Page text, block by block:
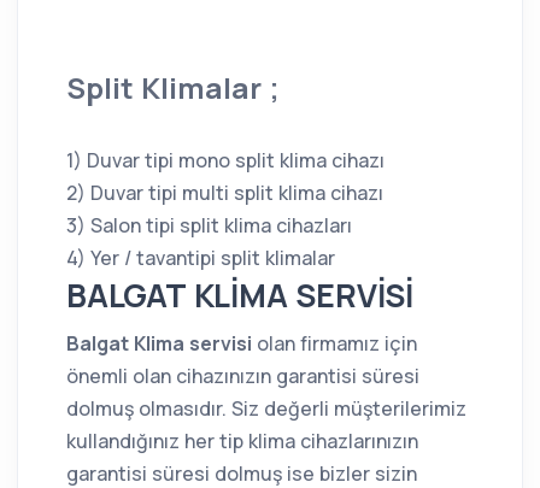
Split Klimalar ;
1) Duvar tipi mono split klima cihazı
2) Duvar tipi multi split klima cihazı
3) Salon tipi split klima cihazları
4) Yer / tavantipi split klimalar
BALGAT KLİMA SERVİSİ
Balgat Klima servisi olan firmamız için
önemli olan cihazınızın garantisi süresi
dolmuş olmasıdır. Siz değerli müşterilerimiz
kullandığınız her tip klima cihazlarınızın
garantisi süresi dolmuş ise bizler sizin